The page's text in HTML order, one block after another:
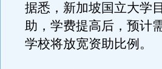
据悉，新加坡国立大学
助，学费提高后，预计
学校将放宽资助比例。